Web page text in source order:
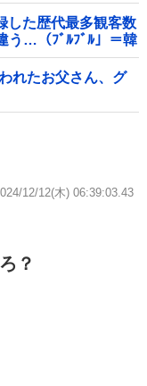
した歴代最多観客数
…（ﾌﾞﾙﾌﾞﾙ」＝韓
れたお父さん、グ
12/12(木) 06:39:03.43
？